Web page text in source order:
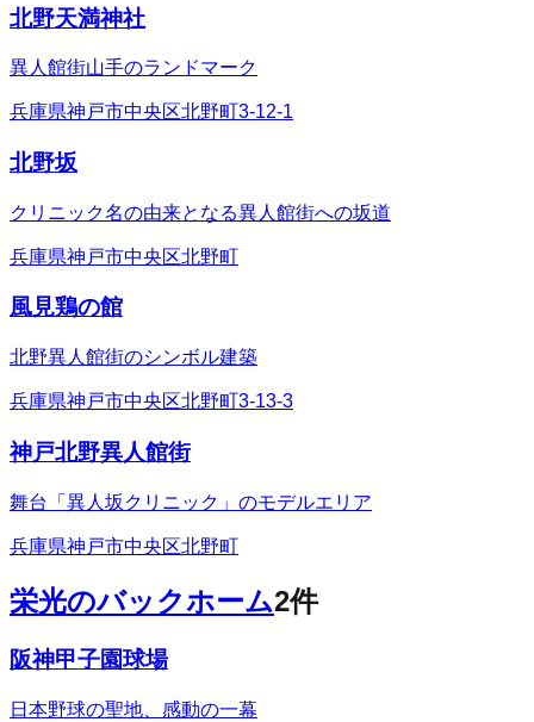
北野天満神社
異人館街山手のランドマーク
兵庫県神戸市中央区北野町3-12-1
北野坂
クリニック名の由来となる異人館街への坂道
兵庫県神戸市中央区北野町
風見鶏の館
北野異人館街のシンボル建築
兵庫県神戸市中央区北野町3-13-3
神戸北野異人館街
舞台「異人坂クリニック」のモデルエリア
兵庫県神戸市中央区北野町
栄光のバックホーム2件
阪神甲子園球場
日本野球の聖地、感動の一幕